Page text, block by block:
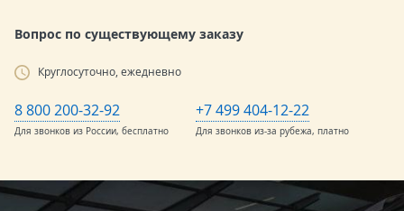
Вопрос по существующему заказу
Круглосуточно, ежедневно
8 800 200-32-92
Для звонков из России, бесплатно
+7 499 404-12-22
Для звонков из-за рубежа, платно